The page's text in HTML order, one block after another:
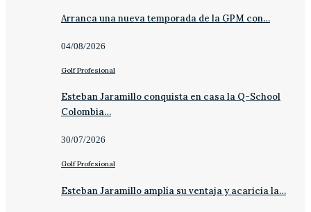
Arranca una nueva temporada de la GPM con…
04/08/2026
Golf Profesional
Esteban Jaramillo conquista en casa la Q-School
Colombia…
30/07/2026
Golf Profesional
Esteban Jaramillo amplía su ventaja y acaricia la…